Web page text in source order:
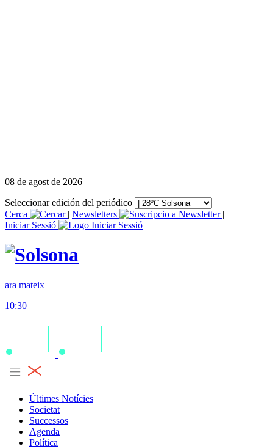
08 de agost de 2026
Seleccionar edición del periódico
Cerca
| Newsletters
|
Iniciar Sessió
ara mateix
10:30
Últimes Notícies
Societat
Successos
Agenda
Política